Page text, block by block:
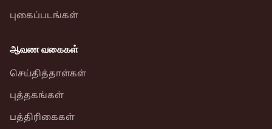
புகைப்படங்கள்
ஆவண வகைகள்
செய்தித்தாள்கள்
புத்தகங்கள்
பத்திரிகைகள்